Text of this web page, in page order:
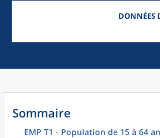
DONNÉES
Sommaire
EMP T1 - Population de 15 à 64